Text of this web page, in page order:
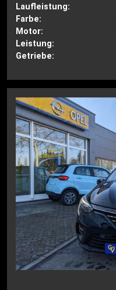
Laufleistung:
Farbe:
Motor:
Leistung:
Getriebe: